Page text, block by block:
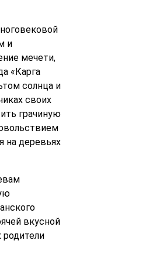
и
мечети,
«Карга
солнца и
своих
грачиную
на деревьях
вкусной